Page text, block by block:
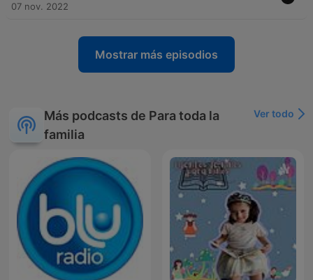
07 nov. 2022
Mostrar más episodios
Más podcasts de Para toda la
familia
Ver todo